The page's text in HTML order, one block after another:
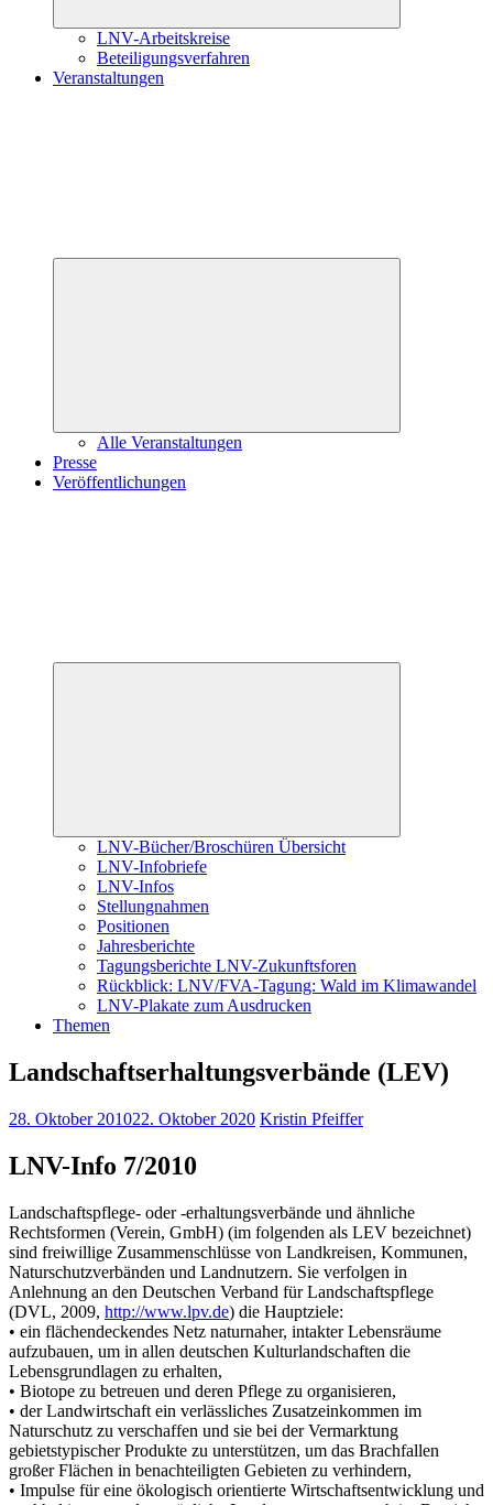
LNV-Arbeitskreise
Beteiligungsverfahren
Veranstaltungen
Alle Veranstaltungen
Presse
Veröffentlichungen
LNV-Bücher/Broschüren Übersicht
LNV-Infobriefe
LNV-Infos
Stellungnahmen
Positionen
Jahresberichte
Tagungsberichte LNV-Zukunftsforen
Rückblick: LNV/FVA-Tagung: Wald im Klimawandel
LNV-Plakate zum Ausdrucken
Themen
Landschaftserhaltungsverbände (LEV)
28. Oktober 201022. Oktober 2020 Kristin Pfeiffer
LNV-Info 7/2010
Landschaftspflege- oder -erhaltungsverbände und ähnliche
Rechtsformen (Verein, GmbH) (im folgenden als LEV bezeichnet)
sind freiwillige Zusammenschlüsse von Landkreisen, Kommunen,
Naturschutzverbänden und Landnutzern. Sie verfolgen in
Anlehnung an den Deutschen Verband für Landschaftspflege
(DVL, 2009, http://www.lpv.de) die Hauptziele:
• ein flächendeckendes Netz naturnaher, intakter Lebensräume
aufzubauen, um in allen deutschen Kulturlandschaften die
Lebensgrundlagen zu erhalten,
• Biotope zu betreuen und deren Pflege zu organisieren,
• der Landwirtschaft ein verlässliches Zusatzeinkommen im
Naturschutz zu verschaffen und sie bei der Vermarktung
gebietstypischer Produkte zu unterstützen, um das Brachfallen
großer Flächen in benachteiligten Gebieten zu verhindern,
• Impulse für eine ökologisch orientierte Wirtschaftsentwicklung und